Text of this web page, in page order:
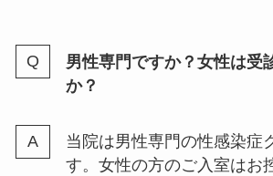
男性専門ですか？女性は受
か？
当院は男性専門の性感染症
す。女性の方のご入室はお